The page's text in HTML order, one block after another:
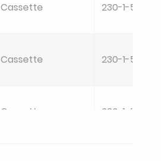
Cassette 230-1-50
Cassette 230-1-50
Cassette 230-1-50